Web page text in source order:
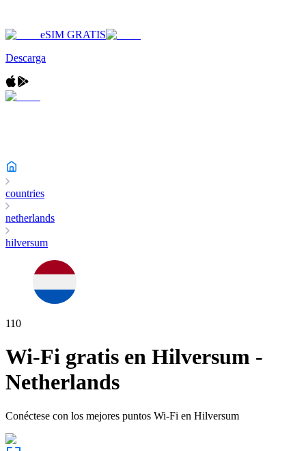
eSIM GRATIS
Descarga
countries
netherlands
hilversum
110
Wi-Fi gratis en Hilversum -
Netherlands
Conéctese con los mejores puntos Wi-Fi en Hilversum